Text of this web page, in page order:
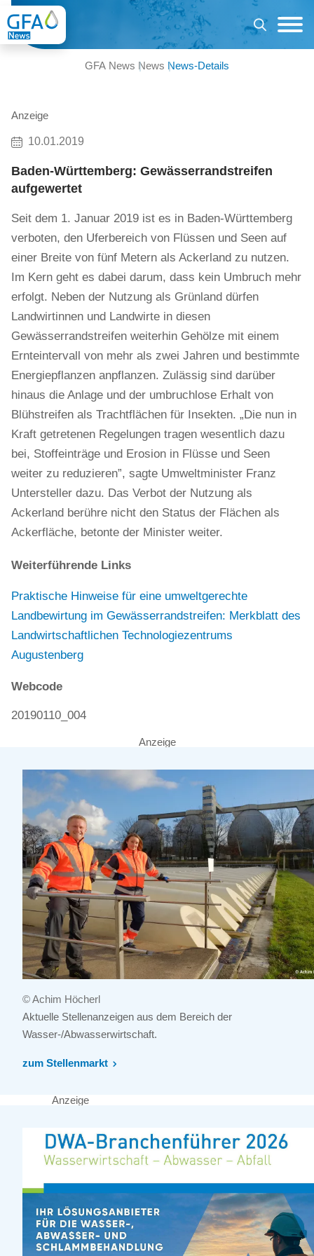
GFA News News News-Details
Anzeige
10.01.2019
Baden-Württemberg: Gewässerrandstreifen
aufgewertet
Seit dem 1. Januar 2019 ist es in Baden-Württemberg
verboten, den Uferbereich von Flüssen und Seen auf
einer Breite von fünf Metern als Ackerland zu nutzen.
Im Kern geht es dabei darum, dass kein Umbruch mehr
erfolgt. Neben der Nutzung als Grünland dürfen
Landwirtinnen und Landwirte in diesen
Gewässerrandstreifen weiterhin Gehölze mit einem
Ernteintervall von mehr als zwei Jahren und bestimmte
Energiepflanzen anpflanzen. Zulässig sind darüber
hinaus die Anlage und der umbruchlose Erhalt von
Blühstreifen als Trachtflächen für Insekten. „Die nun in
Kraft getretenen Regelungen tragen wesentlich dazu
bei, Stoffeinträge und Erosion in Flüsse und Seen
weiter zu reduzieren”, sagte Umweltminister Franz
Untersteller dazu. Das Verbot der Nutzung als
Ackerland berühre nicht den Status der Flächen als
Ackerfläche, betonte der Minister weiter.
Weiterführende Links
Praktische Hinweise für eine umweltgerechte
Landbewirtung im Gewässerrandstreifen: Merkblatt des
Landwirtschaftlichen Technologiezentrums
Augustenberg
Webcode
20190110_004
Anzeige
© Achim Höcherl
Aktuelle Stellenanzeigen aus dem Bereich der
Wasser-/Abwasserwirtschaft.
zum Stellenmarkt
Anzeige